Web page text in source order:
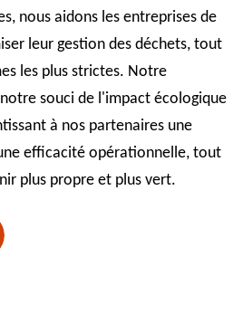
nous aidons les entreprises de
leur gestion des déchets, tout
les plus strictes. Notre
souci de l'impact écologique
à nos partenaires une
efficacité opérationnelle, tout
plus propre et plus vert.